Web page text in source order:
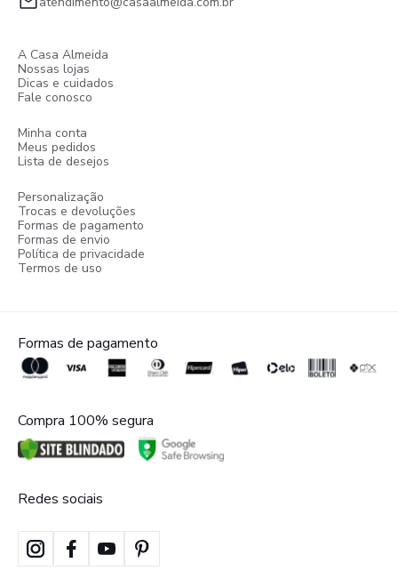
A Casa Almeida
Nossas lojas
Dicas e cuidados
Fale conosco
Minha conta
Meus pedidos
Lista de desejos
Personalização
Trocas e devoluções
Formas de pagamento
Formas de envio
Política de privacidade
Termos de uso
Formas de pagamento
Compra 100% segura
Redes sociais